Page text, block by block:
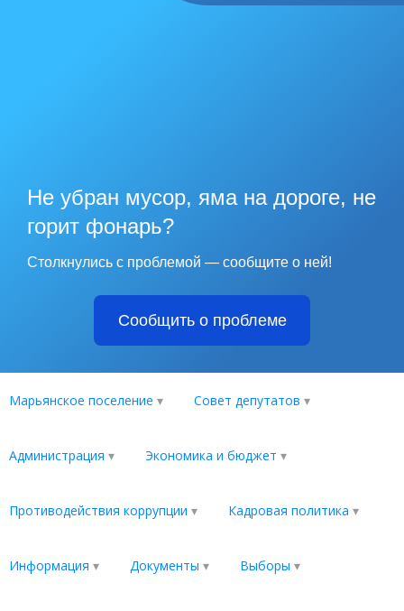
Не убран мусор, яма на дороге, не
горит фонарь?
Столкнулись с проблемой — сообщите о ней!
Сообщить о проблеме
Марьянское поселение Совет депутатов
Администрация Экономика и бюджет
Противодействия коррупции Кадровая политика
Информация Документы Выборы